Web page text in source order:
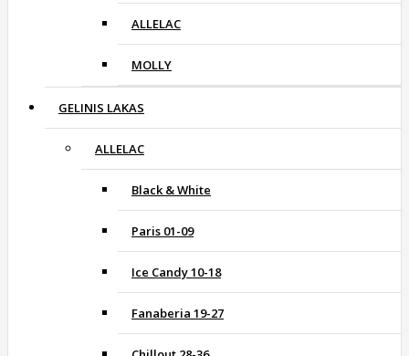
ALLELAC
MOLLY
GELINIS LAKAS
ALLELAC
Black & White
Paris 01-09
Ice Candy 10-18
Fanaberia 19-27